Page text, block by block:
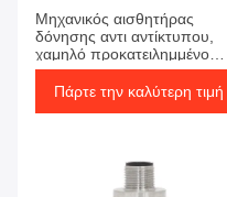
Μηχανικός αισθητήρας
δόνησης αντι αντίκτυπου,
χαμηλό προκατειλημμένο
επιταχύμετρο 3 αξόνων
Πάρτε την καλύτερη τιμή